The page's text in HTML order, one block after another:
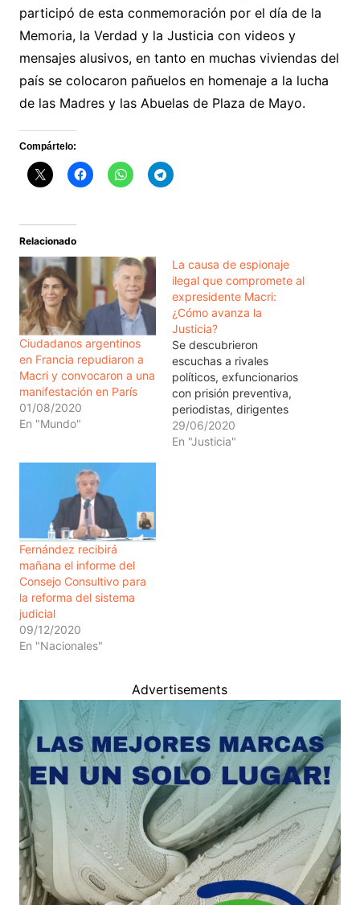
participó de esta conmemoración por el día de la
Memoria, la Verdad y la Justicia con videos y
mensajes alusivos, en tanto en muchas viviendas del
país se colocaron pañuelos en homenaje a la lucha
de las Madres y las Abuelas de Plaza de Mayo.
Compártelo:
Relacionado
Ciudadanos argentinos
en Francia repudiaron a
Macri y convocaron a una
manifestación en París
01/08/2020
En "Mundo"
La causa de espionaje
ilegal que compromete al
expresidente Macri:
¿Cómo avanza la
Justicia?
Se descubrieron
escuchas a rivales
políticos, exfuncionarios
con prisión preventiva,
periodistas, dirigentes
sociales y sindicales, y a
miembros del anterior
29/06/2020
En "Justicia"
Fernández recibirá
mañana el informe del
Consejo Consultivo para
la reforma del sistema
judicial
09/12/2020
En "Nacionales"
Advertisements